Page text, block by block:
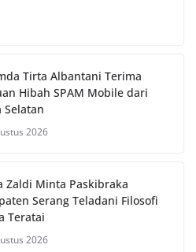
Tirta Albantani Terima
Hibah SPAM Mobile dari
Selatan
2026
Zaldi Minta Paskibraka
Serang Teladani Filosofi
Teratai
2026